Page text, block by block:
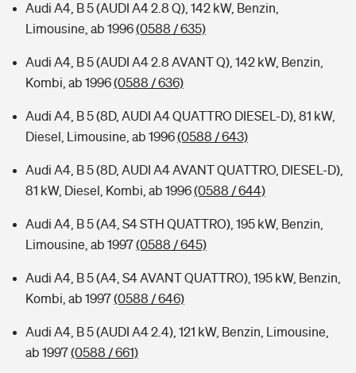
Audi A4, B 5 (AUDI A4 2.8 Q), 142 kW, Benzin,
Limousine, ab 1996(0588 / 635)
Audi A4, B 5 (AUDI A4 2.8 AVANT Q), 142 kW, Benzin,
Kombi, ab 1996(0588 / 636)
Audi A4, B 5 (8D, AUDI A4 QUATTRO DIESEL-D), 81 kW,
Diesel, Limousine, ab 1996(0588 / 643)
Audi A4, B 5 (8D, AUDI A4 AVANT QUATTRO, DIESEL-D),
81 kW, Diesel, Kombi, ab 1996(0588 / 644)
Audi A4, B 5 (A4, S4 STH QUATTRO), 195 kW, Benzin,
Limousine, ab 1997(0588 / 645)
Audi A4, B 5 (A4, S4 AVANT QUATTRO), 195 kW, Benzin,
Kombi, ab 1997(0588 / 646)
Audi A4, B 5 (AUDI A4 2.4), 121 kW, Benzin, Limousine,
ab 1997(0588 / 661)